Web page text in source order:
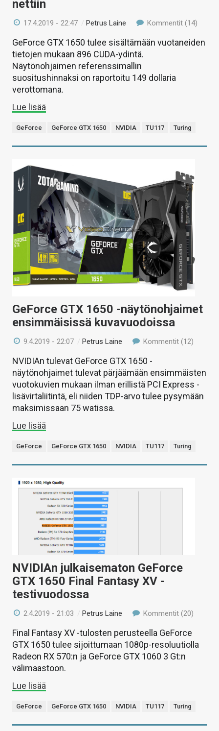
nettiin
17.4.2019 - 22:47 /Petrus Laine Kommentit (14)
GeForce GTX 1650 tulee sisältämään vuotaneiden
tietojen mukaan 896 CUDA-ydintä.
Näytönohjaimen referenssimallin
suositushinnaksi on raportoitu 149 dollaria
verottomana.
Lue lisää
GeForce GeForce GTX 1650 NVIDIA TU117 Turing
GeForce GTX 1650 -näytönohjaimet
ensimmäisissä kuvavuodoissa
9.4.2019 - 22:07 /Petrus Laine Kommentit (12)
NVIDIAn tulevat GeForce GTX 1650 -
näytönohjaimet tulevat pärjäämään ensimmäisten
vuotokuvien mukaan ilman erillistä PCI Express -
lisävirtaliitintä, eli niiden TDP-arvo tulee pysymään
maksimissaan 75 watissa.
Lue lisää
GeForce GeForce GTX 1650 NVIDIA TU117 Turing
NVIDIAn julkaisematon GeForce
GTX 1650 Final Fantasy XV -
testivuodossa
2.4.2019 - 21:03 /Petrus Laine Kommentit (20)
Final Fantasy XV -tulosten perusteella GeForce
GTX 1650 tulee sijoittumaan 1080p-resoluutiolla
Radeon RX 570:n ja GeForce GTX 1060 3 Gt:n
välimaastoon.
Lue lisää
GeForce GeForce GTX 1650 NVIDIA TU117 Turing